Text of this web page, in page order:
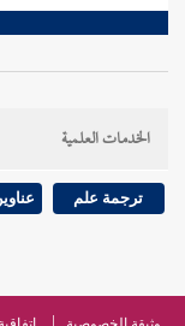
الخدمات العلمية
ترجمة علم